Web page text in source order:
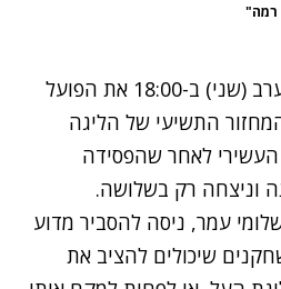
רמה"
הפועל ירושלים תארח הערב (שני) ב-18:00 את הפועל
התשיעי של הליגה
לאחר שהפסידה
וניצחה רק בשלושה.
עמר, ניסה להסביר מדוע
שיכולים להציב את